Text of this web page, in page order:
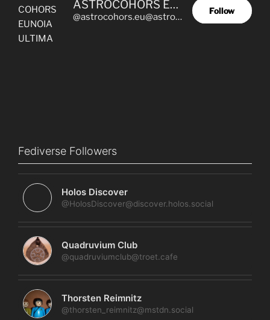
ASTROCOHORS EUNOIA ULTIMA
@astrocohors.eu@astrocohors.eu
Follow
Fediverse Followers
Holos Discover
@HolosDiscover@discover.holos.social
Quadruvium Club
@quadruviumclub@troet.cafe
Thorsten Reimnitz
@thorsten_reimnitz@mstdn.social